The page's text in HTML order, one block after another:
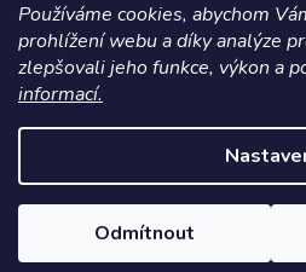
Používáme cookies, abychom
prohlížení webu a díky analýze
zlepšovali jeho funkce, výkon a
informací.
Odmítnout
Copyright 2026 emedik.cz .
nastavení
Grafický návrh vytvořil a na Shoptet
Vytvořil